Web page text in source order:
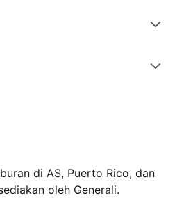
kami sekarang
di AS, Puerto Rico, dan
oleh Generali.